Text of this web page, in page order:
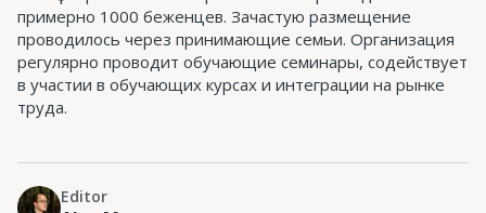
примерно 1000 беженцев. Зачастую размещение
проводилось через принимающие семьи. Организация
регулярно проводит обучающие семинары, содействует
в участии в обучающих курсах и интеграции на рынке
труда.
Editor